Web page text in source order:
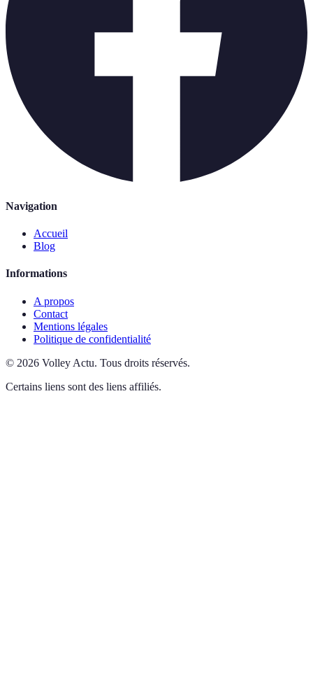
Navigation
Accueil
Blog
Informations
A propos
Contact
Mentions légales
Politique de confidentialité
© 2026 Volley Actu. Tous droits réservés.
Certains liens sont des liens affiliés.